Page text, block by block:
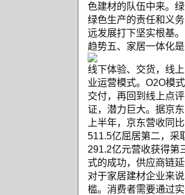
色建材的队伍中来。
绿色生产的责任和义
远发展打下坚实根基。
趋势五、家居一体化
线下体验、交货，线
业运营模式。O2O模
交付，再回到线上点
证，潜力巨大。据京
上半年，京东营收同
511.5亿屈居第二，采
291.2亿元营收获得第
式的成功，供应商链
对于家居建材企业来
槛。消费者需要通过